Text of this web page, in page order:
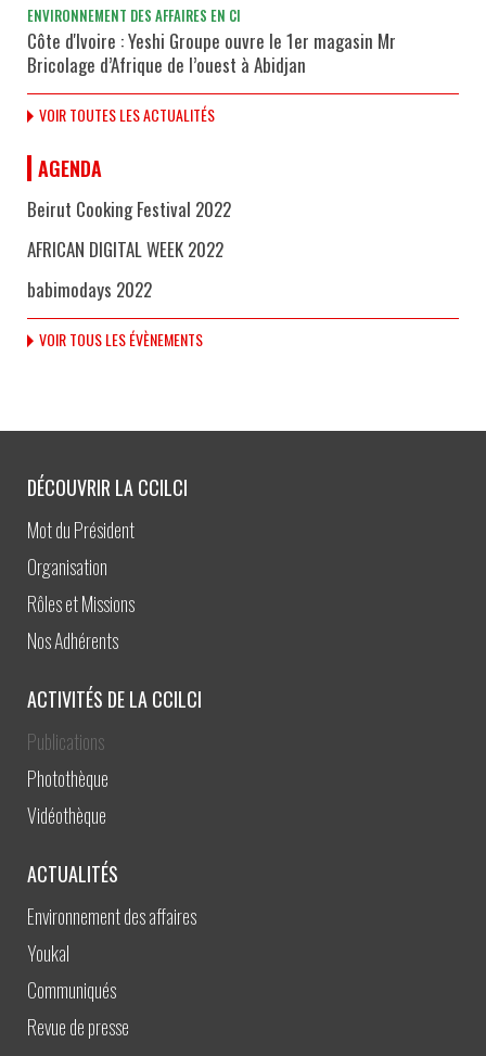
ENVIRONNEMENT DES AFFAIRES EN CI
Côte d'Ivoire : Yeshi Groupe ouvre le 1er magasin Mr
Bricolage d’Afrique de l’ouest à Abidjan
VOIR TOUTES LES ACTUALITÉS
AGENDA
Beirut Cooking Festival 2022
AFRICAN DIGITAL WEEK 2022
babimodays 2022
VOIR TOUS LES ÉVÈNEMENTS
DÉCOUVRIR LA CCILCI
Mot du Président
Organisation
Rôles et Missions
Nos Adhérents
ACTIVITÉS DE LA CCILCI
Publications
Photothèque
Vidéothèque
ACTUALITÉS
Environnement des affaires
Youkal
Communiqués
Revue de presse